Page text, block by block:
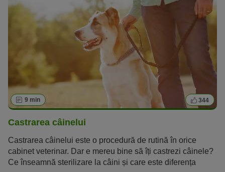
patruped? Citește toate informațiile importante despre
cauze, tratament,
măsuri de prim ajutor și remedii la
domiciliuîn articolul următor.
9 min 344
Castrarea câinelui
Castrarea câinelui este o procedură de rutină în orice
cabinet veterinar. Dar e mereu bine să îți castrezi câinele?
Ce înseamnă sterilizare la câini și care este diferența